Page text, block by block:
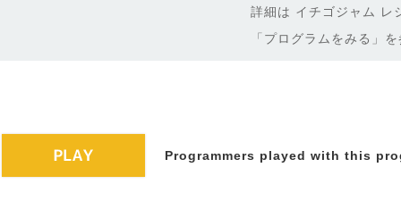
詳細は イチゴジャム レ
「プログラムをみる」
Programmers played with this